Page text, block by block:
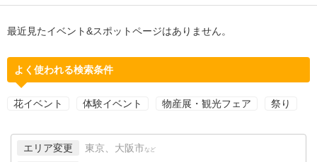
最近見たイベント&スポットページはありません。
よく使われる検索条件
花イベント 体験イベント 物産展・観光フェア 祭り
エリア変更 東京、大阪市 など